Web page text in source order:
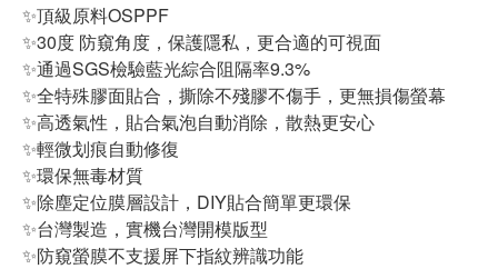
✨頂級原料OSPPF
✨30度 防窺角度，保護隱私，更合適的可視面
✨通過SGS檢驗藍光綜合阻隔率9.3%
✨全特殊膠面貼合，撕除不殘膠不傷手，更無損傷螢幕
✨高透氣性，貼合氣泡自動消除，散熱更安心
✨輕微划痕自動修復
✨環保無毒材質
✨除塵定位膜層設計，DIY貼合簡單更環保
✨台灣製造，實機台灣開模版型
✨防窺螢膜不支援屏下指紋辨識功能